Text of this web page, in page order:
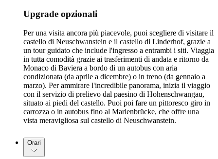
Upgrade opzionali
Per una visita ancora più piacevole, puoi scegliere di visitare il
castello di Neuschwanstein e il castello di Linderhof, grazie a
un tour guidato che include l'ingresso a entrambi i siti. Viaggia
in tutta comodità grazie ai trasferimenti di andata e ritorno da
Monaco di Baviera a bordo di un autobus con aria
condizionata (da aprile a dicembre) o in treno (da gennaio a
marzo). Per ammirare l'incredibile panorama, inizia il viaggio
con il servizio di prelievo dal paesino di Hohenschwangau,
situato ai piedi del castello. Puoi poi fare un pittoresco giro in
carrozza o in autobus fino al Marienbrücke, che offre una
vista meravigliosa sul castello di Neuschwanstein.
Orari